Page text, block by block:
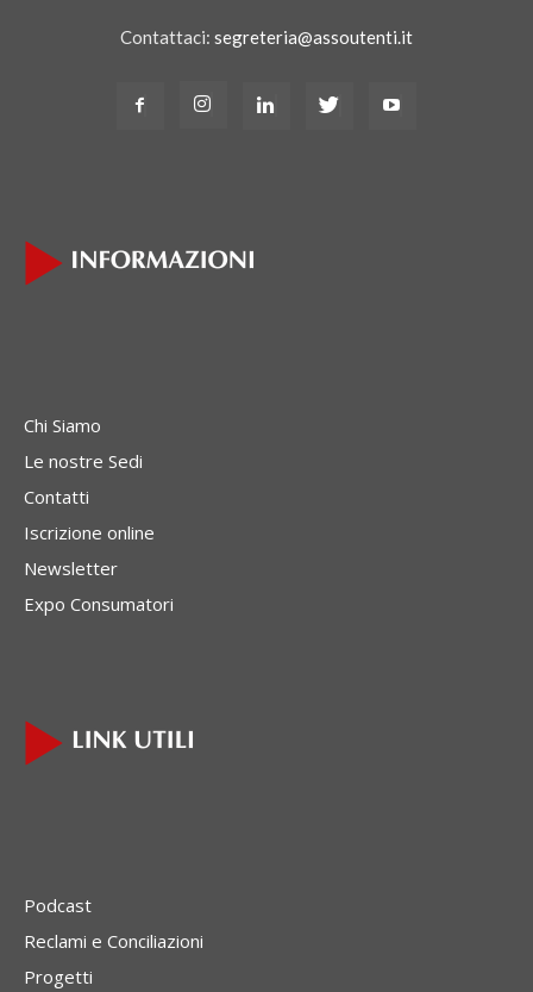
Contattaci: segreteria@assoutenti.it
Chi Siamo
Le nostre Sedi
Contatti
Iscrizione online
Newsletter
Expo Consumatori
Podcast
Reclami e Conciliazioni
Progetti